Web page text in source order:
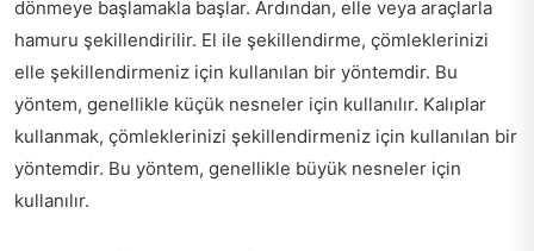
dönmeye başlamakla başlar. Ardından, elle veya araçlarla
hamuru şekillendirilir. El ile şekillendirme, çömleklerinizi
elle şekillendirmeniz için kullanılan bir yöntemdir. Bu
yöntem, genellikle küçük nesneler için kullanılır. Kalıplar
kullanmak, çömleklerinizi şekillendirmeniz için kullanılan bir
yöntemdir. Bu yöntem, genellikle büyük nesneler için
kullanılır.